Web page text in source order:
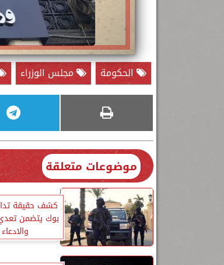
الحكومة مجلس الوزراء
موضوعات متعلقة
كشف حقيقة
بوك يتضمن